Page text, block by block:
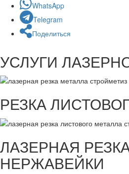
WhatsApp
Telegram
Поделиться
УСЛУГИ
РЕЗКА
ЛАЗЕРНАЯ
НЕРЖАВЕЙКИ